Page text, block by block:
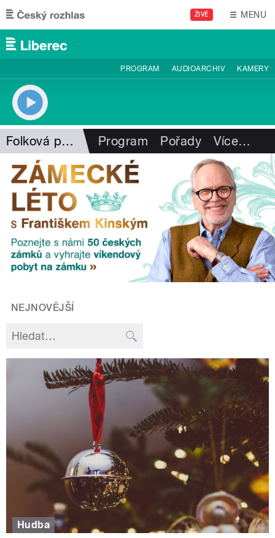
Přejít k hlavnímu obsahu
ŽIVĚ MENU
PROGRAM AUDIOARCHIV KAMERY
Folková pohlazení Program Pořady Více…
NEJNOVĚJŠÍ
Hudba